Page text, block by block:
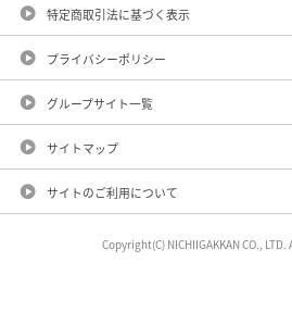
特定商取引法に基づく表示
プライバシーポリシー
グループサイト一覧
サイトマップ
サイトのご利用について
Copyright(C) NICHIIGAKKAN CO.,